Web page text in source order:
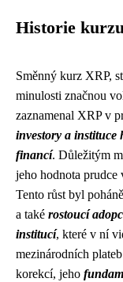
Historie
Směnný kurz XRP,
minulosti značnou
zaznamenal XRP v
investory a instituce
financí. Důležitým
jeho hodnota prudce
Tento růst byl
a také rostoucí
institucí, které v ní
mezinárodních
korekcí, jeho